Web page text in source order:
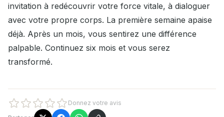
invitation à redécouvrir votre force vitale, à dialoguer
avec votre propre corps. La première semaine apaise
déjà. Après un mois, vous sentirez une différence
palpable. Continuez six mois et vous serez
transformé.
Donnez votre avis